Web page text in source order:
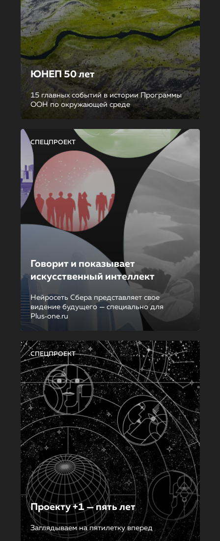
ЮНЕП 50 лет
15 главных событий в истории Программы
ООН по окружающей среде
СПЕЦПРОЕКТ
Говорит и показывает
искусственный интеллект
Нейросеть Сбера представляет свое
видение будущего — специально для
Plus‑one.ru
СПЕЦПРОЕКТ
Проекту +1 — пять лет
Заглядываем на пятилетку вперед